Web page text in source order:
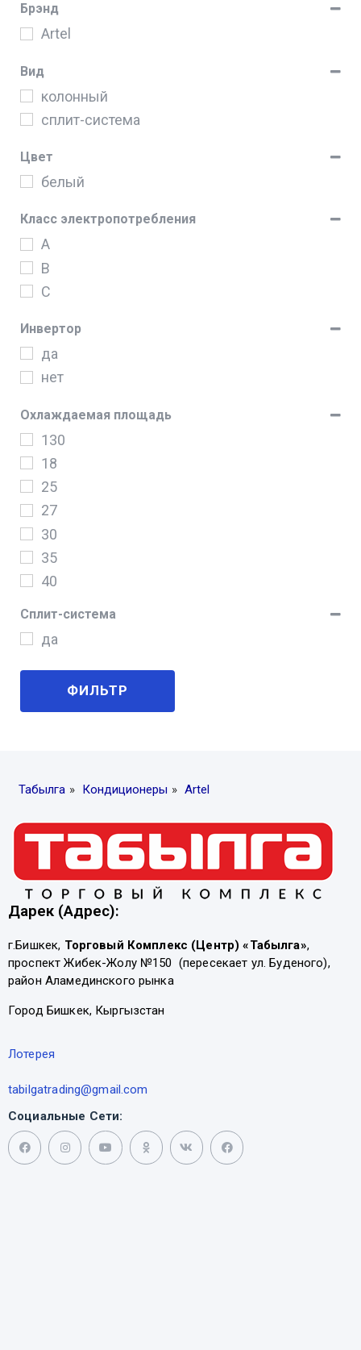
Брэнд
Artel
Вид
колонный
сплит-система
Цвет
белый
Класс электропотребления
A
B
C
Инвертор
да
нет
Охлаждаемая площадь
130
18
25
27
30
35
40
Сплит-система
да
ФИЛЬТР
Табылга » Кондиционеры » Artel
Дарек (Адрес):
г.Бишкек, Торговый Комплекс (Центр) «Табылга»,
проспект Жибек-Жолу №150 (пересекает ул. Буденого),
район Аламединского рынка
Город Бишкек, Кыргызстан
Лотерея
tabilgatrading@gmail.com
Социальные Сети: